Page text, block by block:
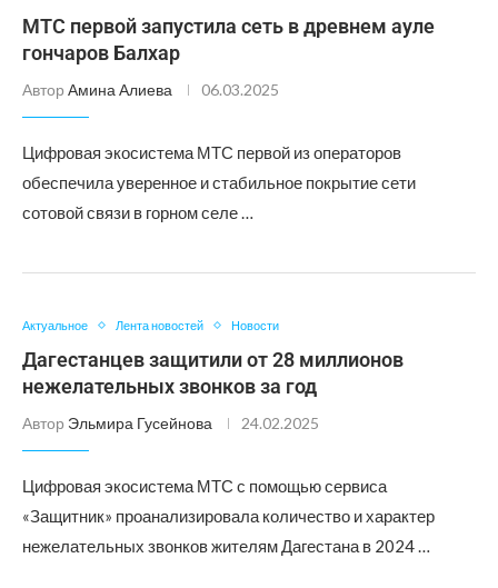
МТС первой запустила сеть в древнем ауле
гончаров Балхар
Автор Амина Алиева 06.03.2025
Цифровая экосистема МТС первой из операторов
обеспечила уверенное и стабильное покрытие сети
сотовой связи в горном селе …
Актуальное Лента новостей Новости
Дагестанцев защитили от 28 миллионов
нежелательных звонков за год
Автор Эльмира Гусейнова 24.02.2025
Цифровая экосистема МТС с помощью сервиса
«Защитник» проанализировала количество и характер
нежелательных звонков жителям Дагестана в 2024 …